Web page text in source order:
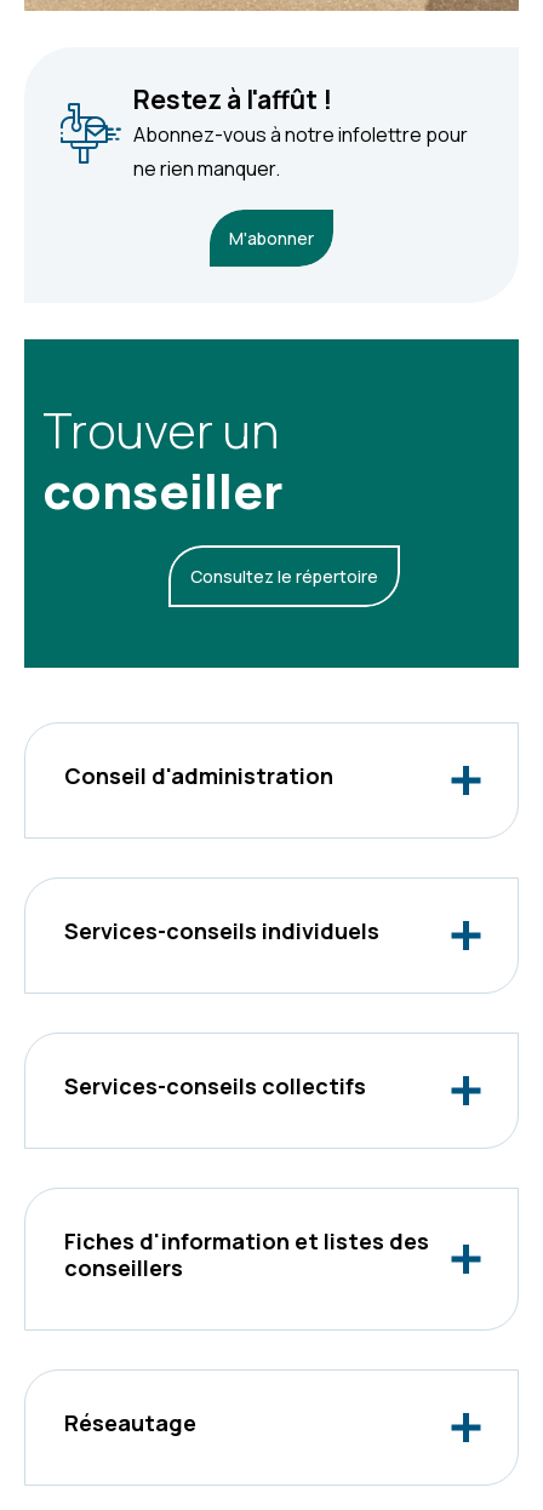
Restez à l'affût !
Abonnez-vous à notre infolettre pour
ne rien manquer.
M'abonner
Trouver un
conseiller
Consultez le répertoire
Conseil d'administration
Services-conseils individuels
Services-conseils collectifs
Fiches d'information et listes des
conseillers
Réseautage